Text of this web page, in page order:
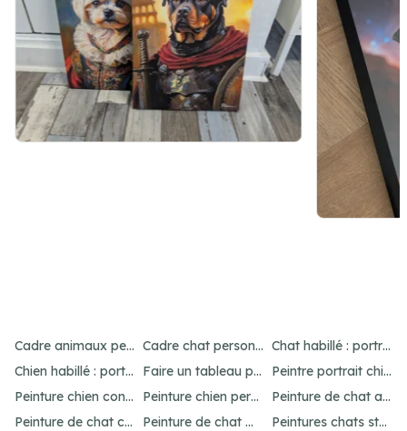
Cadre animaux personnalisé : créez un portrait unique Cadre chat personnalisé : créez un portrait unique
Chat habillé : portraits amusants et uniques
Chien habillé : portraits amusants et uniques
Faire un tableau personnalisé de son chien : idées et options
Peintre portrait chien : personnalisez votre animal
Peinture chien contemporain : personnalisez votre art
Peinture chien personnalisé : créez un chef-d'œuvre unique
Peinture de chat abstrait : idées pour un portrait unique
Peinture de chat connue : inspirations célèbres
Peinture de chat moderne : idées et inspirations uniques
Peintures chats stylisés : idées originales